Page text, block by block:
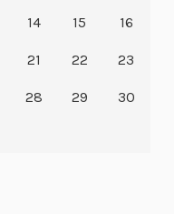
14 15 16
21 22 23
28 29 30